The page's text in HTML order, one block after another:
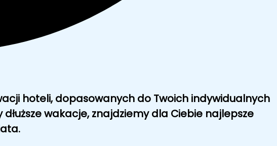
hoteli, dopasowanych do Twoich indywidualnych
wakacje, znajdziemy dla Ciebie najlepsze